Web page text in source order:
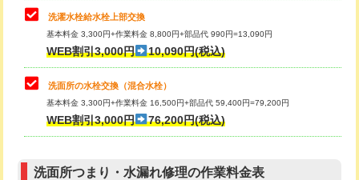
排水管工事（追加 排水管工事/3ｍ超
え）
マス交換（土の掘削・埋め戻し作業）
マス交換（深さ50㎝未満）
マス交換（深さ50㎝以上）
交換・取付（タンク）
交換・取付(単水栓（壁付・デッキ
式）)
交換・取付(混合水栓（壁付・デッキ
式・ワンホール）)
16,500円+材料費
（P/S/ポップアップ））
洗濯水栓給水栓上部交換
基本料金 3,300円+作業料金 8,800円+部品代 990円=13,090円
WEB割引3,000円 10,090円(税込)
洗面所の水栓交換（混合水栓）
基本料金 3,300円+作業料金 16,500円+部品代 59,400円=79,200円
WEB割引3,000円 76,200円(税込)
洗面所つまり・水漏れ修理の作業料金表